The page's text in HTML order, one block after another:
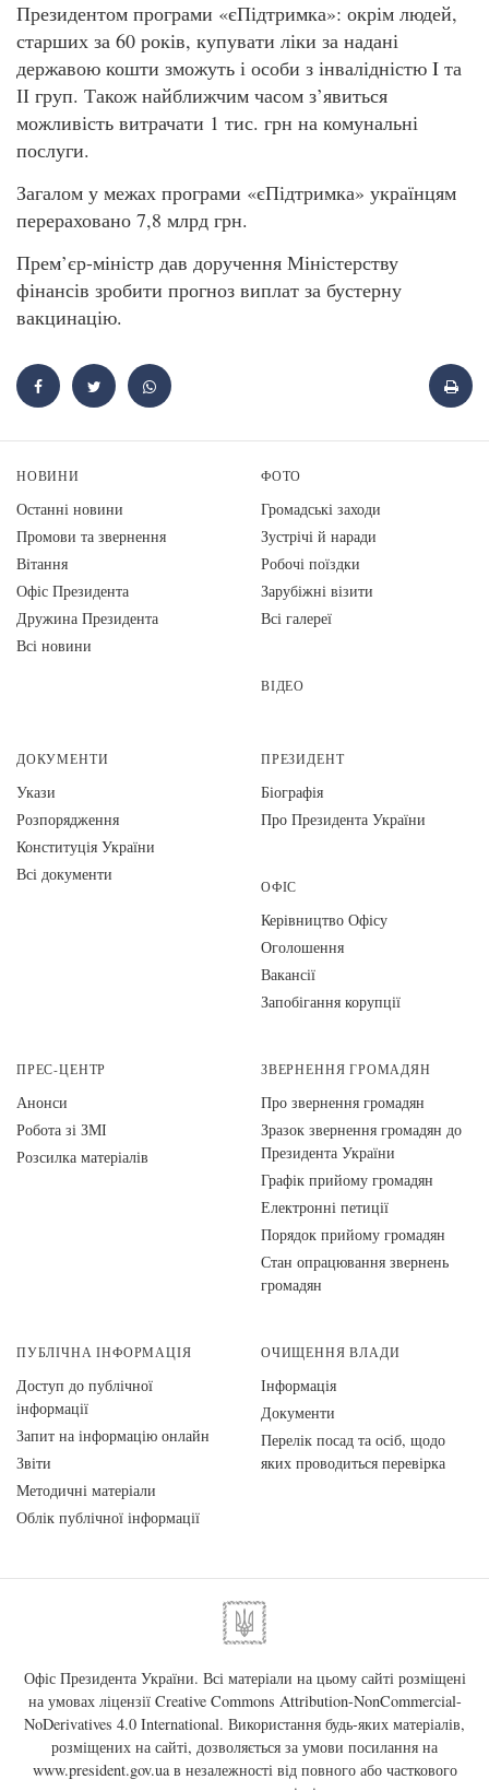
Президентом програми «єПідтримка»: окрім людей,
старших за 60 років, купувати ліки за надані
державою кошти зможуть і особи з інвалідністю I та
ІІ груп. Також найближчим часом з’явиться
можливість витрачати 1 тис. грн на комунальні
послуги.
Загалом у межах програми «єПідтримка» українцям
перераховано 7,8 млрд грн.
Прем’єр-міністр дав доручення Міністерству
фінансів зробити прогноз виплат за бустерну
вакцинацію.
НОВИНИ
Останні новини
Промови та звернення
Вiтання
Офіс Президента
Дружина Президента
Всі новини
ФОТО
Громадські заходи
Зустрічі й наради
Робочі поїздки
Зарубіжні візити
Всі галереї
ВІДЕО
ДОКУМЕНТИ
Укази
Розпорядження
Конституція України
Всі документи
ПРЕЗИДЕНТ
Біографія
Про Президента України
ОФІС
Керівництво Офісу
Оголошення
Вакансії
Запобігання корупції
ПРЕС-ЦЕНТР
Анонси
Робота зі ЗМІ
Розсилка матеріалів
ЗВЕРНЕННЯ ГРОМАДЯН
Про звернення громадян
Зразок звернення громадян до
Президента України
Графік прийому громадян
Електронні петиції
Порядок прийому громадян
Стан опрацювання звернень
громадян
ПУБЛІЧНА ІНФОРМАЦІЯ
Доступ до публічної
інформації
Запит на інформацію онлайн
Звіти
Методичні матеріали
Облік публічної інформації
ОЧИЩЕННЯ ВЛАДИ
Інформація
Документи
Перелік посад та осіб, щодо
яких проводиться перевірка
Офіс Президента України. Всі матеріали на цьому сайті розміщені
на умовах ліцензії Creative Commons Attribution-NonCommercial-
NoDerivatives 4.0 International. Використання будь-яких матеріалів,
розміщених на сайті, дозволяється за умови посилання на
www.president.gov.uaв незалежності від повного або часткового